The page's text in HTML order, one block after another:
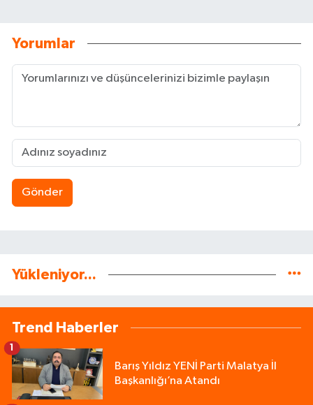
Yorumlar
Gönder
Yükleniyor...
Trend Haberler
Barış Yıldız YENİ Parti Malatya İl
Başkanlığı’na Atandı
1